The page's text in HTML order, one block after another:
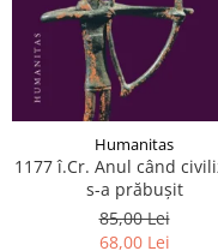
Humanitas
1177 î.Cr. Anul când
s-a prăbuşit
85,00 Lei
68,00 Lei